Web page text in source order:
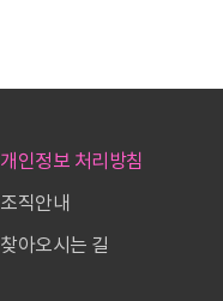
개인정보 처리방침
조직안내
찾아오시는 길